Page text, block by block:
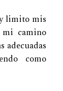
limito mis
mi camino
adecuadas
como